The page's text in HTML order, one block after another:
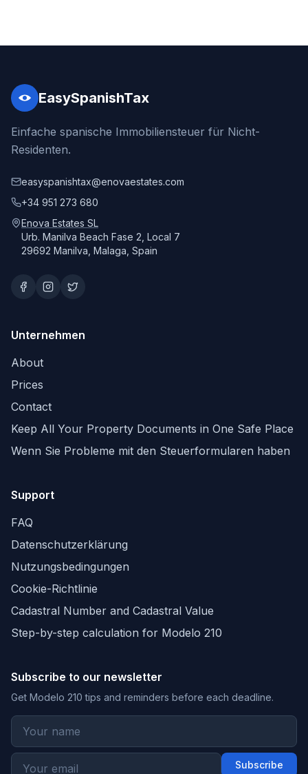
EasySpanishTax
Einfache spanische Immobiliensteuer für Nicht-
Residenten.
easyspanishtax@enovaestates.com
+34 951 273 680
Enova Estates SL
Urb. Manilva Beach Fase 2, Local 7
29692 Manilva, Malaga, Spain
Unternehmen
About
Prices
Contact
Keep All Your Property Documents in One Safe Place
Wenn Sie Probleme mit den Steuerformularen haben
Support
FAQ
Datenschutzerklärung
Nutzungsbedingungen
Cookie-Richtlinie
Cadastral Number and Cadastral Value
Step-by-step calculation for Modelo 210
Subscribe to our newsletter
Get Modelo 210 tips and reminders before each deadline.
Subscribe